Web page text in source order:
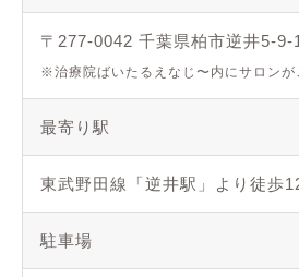
メニュー・料金
アクセス
プロフィール
アクセス
ご予約・お問い合わせ
〒277-0042 千葉県柏市逆井5-9-
※治療院ばいたるえなじ〜内にサロンが
最寄り駅
東武野田線「逆井駅」より徒歩
駐車場